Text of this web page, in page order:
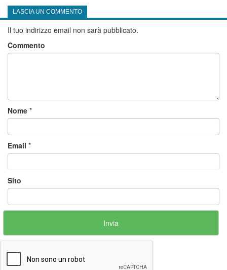
LASCIA UN COMMENTO
Il tuo indirizzo email non sarà pubblicato.
Commento
Nome *
Email *
Sito